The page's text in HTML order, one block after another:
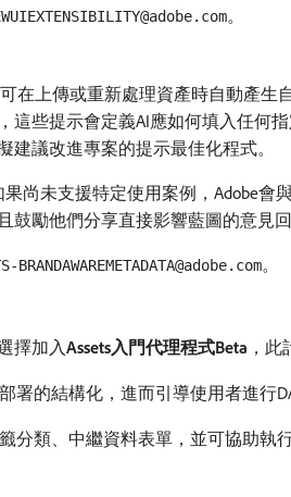
。
在上傳或重新處理資產時自動產
些提示會定義AI應如何填入任何
議改進專案的提示最佳化程式。
尚未支援特定使用案例，Adobe
勵他們分享直接影響藍圖的意見回
BRANDAWAREMETADATA@adobe.com。
擇加入​Assets入門代理程式Beta ，
署的結構化，進而引導使用者進行
分類、中繼資料表單，並可協助執